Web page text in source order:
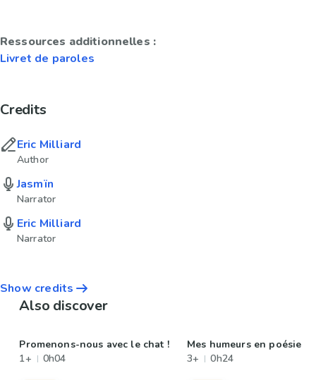
Ressources additionnelles :
Livret de paroles
Credits
Eric Milliard
Author
Jasmïn
Narrator
Eric Milliard
Narrator
Show credits
Also discover
Promenons-nous avec le chat !
1+
0h04
Mes humeurs en poésie
3+
0h24